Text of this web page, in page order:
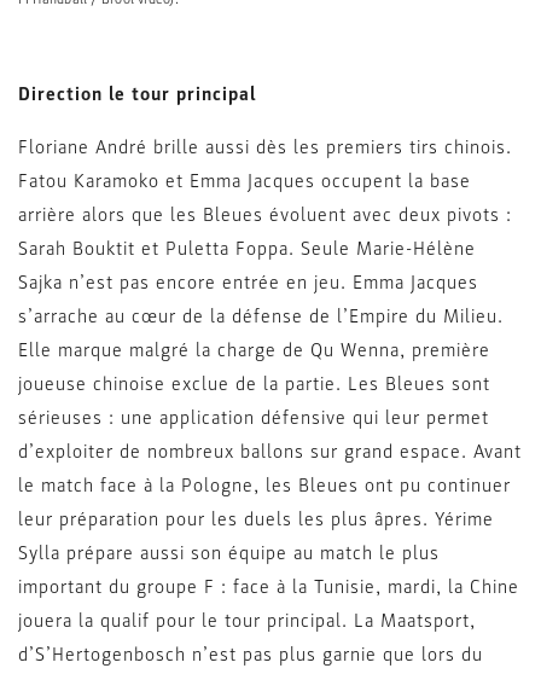
Direction le tour principal
Floriane André brille aussi dès les premiers tirs chinois.
Fatou Karamoko et Emma Jacques occupent la base
arrière alors que les Bleues évoluent avec deux pivots :
Sarah Bouktit et Puletta Foppa. Seule Marie-Hélène
Sajka n’est pas encore entrée en jeu. Emma Jacques
s’arrache au cœur de la défense de l’Empire du Milieu.
Elle marque malgré la charge de Qu Wenna, première
joueuse chinoise exclue de la partie. Les Bleues sont
sérieuses : une application défensive qui leur permet
d’exploiter de nombreux ballons sur grand espace. Avant
le match face à la Pologne, les Bleues ont pu continuer
leur préparation pour les duels les plus âpres. Yérime
Sylla prépare aussi son équipe au match le plus
important du groupe F : face à la Tunisie, mardi, la Chine
jouera la qualif pour le tour principal. La Maatsport,
d’S’Hertogenbosch n’est pas plus garnie que lors du